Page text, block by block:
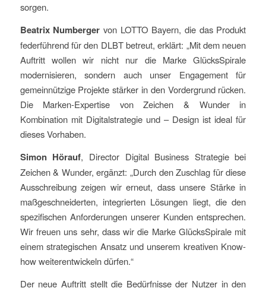
sorgen.
Beatrix Numberger von LOTTO Bayern, die das Produkt
federführend für den DLBT betreut, erklärt: „Mit dem neuen
Auftritt wollen wir nicht nur die Marke GlücksSpirale
modernisieren, sondern auch unser Engagement für
gemeinnützige Projekte stärker in den Vordergrund rücken.
Die Marken-Expertise von Zeichen & Wunder in
Kombination mit Digitalstrategie und – Design ist ideal für
dieses Vorhaben.
Simon Hörauf, Director Digital Business Strategie bei
Zeichen & Wunder, ergänzt: „Durch den Zuschlag für diese
Ausschreibung zeigen wir erneut, dass unsere Stärke in
maßgeschneiderten, integrierten Lösungen liegt, die den
spezifischen Anforderungen unserer Kunden entsprechen.
Wir freuen uns sehr, dass wir die Marke GlücksSpirale mit
einem strategischen Ansatz und unserem kreativen Know-
how weiterentwickeln dürfen.“
Der neue Auftritt stellt die Bedürfnisse der Nutzer in den